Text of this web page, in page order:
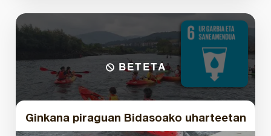
BETETA
Ginkana piraguan Bidasoako uharteetan